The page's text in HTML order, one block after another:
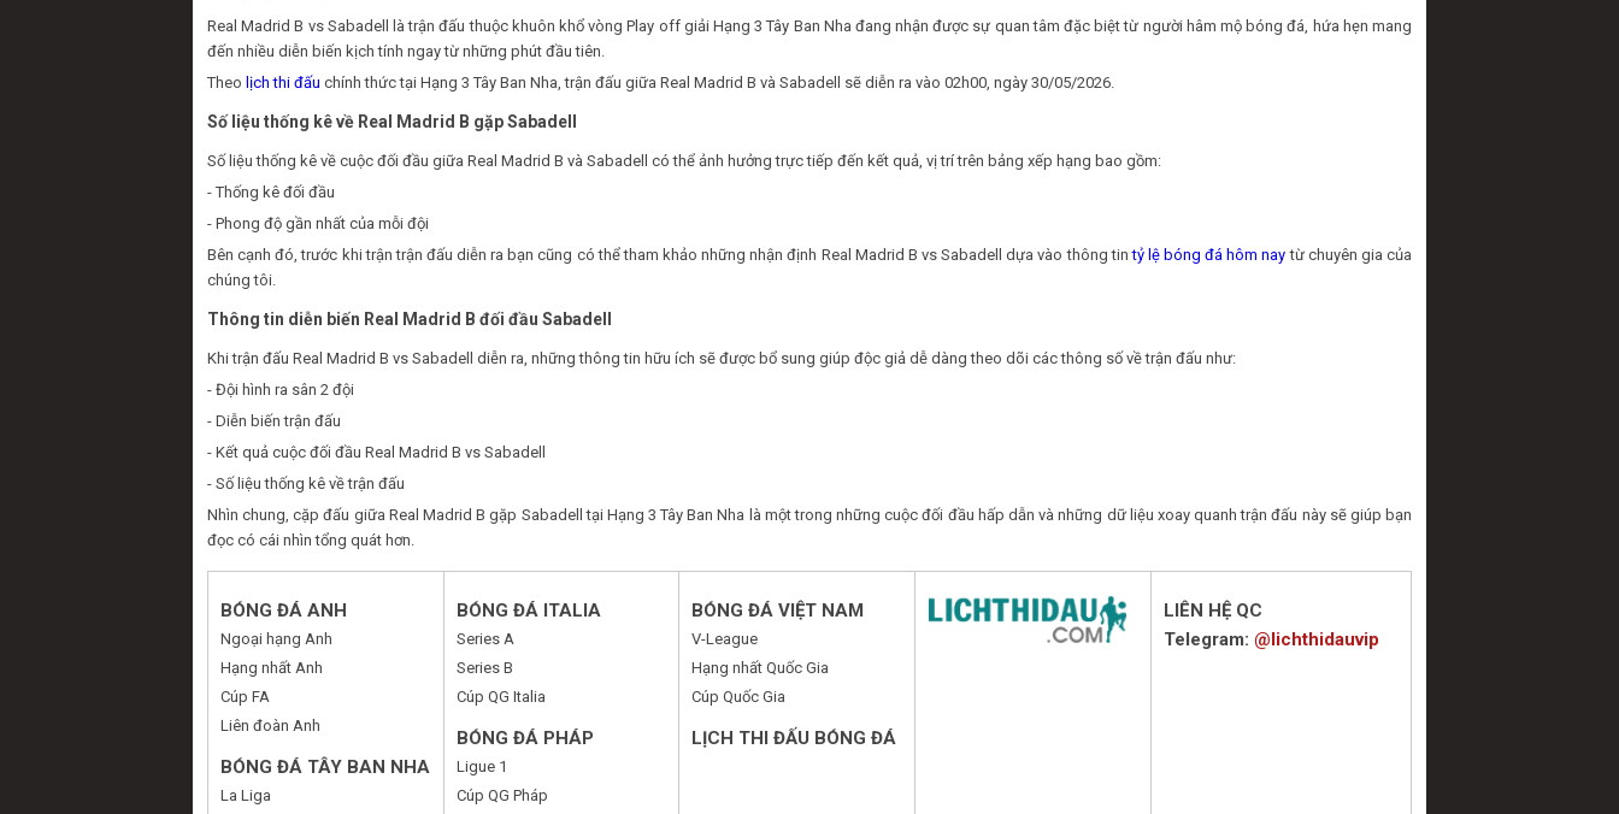
Real Madrid B vs Sabadell là trận đấu thuộc khuôn khổ vòng Play off giải Hạng 3 Tây Ban Nha đang nhận được sự quan tâm đặc biệt từ người hâm mộ bóng đá, hứa hẹn mang
đến nhiều diễn biến kịch tính ngay từ những phút đầu tiên.
Theo lịch thi đấu chính thức tại Hạng 3 Tây Ban Nha, trận đấu giữa Real Madrid B và Sabadell sẽ diễn ra vào 02h00, ngày 30/05/2026.
Số liệu thống kê về Real Madrid B gặp Sabadell
Số liệu thống kê về cuộc đối đầu giữa Real Madrid B và Sabadell có thể ảnh hưởng trực tiếp đến kết quả, vị trí trên bảng xếp hạng bao gồm:
- Thống kê đối đầu
- Phong độ gần nhất của mỗi đội
Bên cạnh đó, trước khi trận trận đấu diễn ra bạn cũng có thể tham khảo những nhận định Real Madrid B vs Sabadell dựa vào thông tintỷ lệ bóng đá hôm nay từ chuyên gia của
chúng tôi.
Thông tin diễn biến Real Madrid B đối đầu Sabadell
Khi trận đấu Real Madrid B vs Sabadell diễn ra, những thông tin hữu ích sẽ được bổ sung giúp độc giả dễ dàng theo dõi các thông số về trận đấu như:
- Đội hình ra sân 2 đội
- Diễn biến trận đấu
- Kết quả cuộc đối đầu Real Madrid B vs Sabadell
- Số liệu thống kê về trận đấu
Nhìn chung, cặp đấu giữa Real Madrid B gặp Sabadell tại Hạng 3 Tây Ban Nha là một trong những cuộc đối đầu hấp dẫn và những dữ liệu xoay quanh trận đấu này sẽ giúp bạn
đọc có cái nhìn tổng quát hơn.
BÓNG ĐÁ ANH
Ngoại hạng Anh
Hạng nhất Anh
Cúp FA
Liên đoàn Anh
BÓNG ĐÁ TÂY BAN NHA
La Liga
BÓNG ĐÁ ITALIA
Series A
Series B
Cúp QG Italia
BÓNG ĐÁ PHÁP
Ligue 1
Cúp QG Pháp
BÓNG ĐÁ VIỆT NAM
V-League
Hạng nhất Quốc Gia
Cúp Quốc Gia
LỊCH THI ĐẤU BÓNG ĐÁ
LIÊN HỆ QC
Telegram: @lichthidauvip